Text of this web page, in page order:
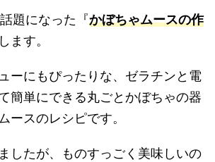
題になった『かぼちゃムースの作
ます。
ーにもぴったりな、ゼラチンと電
簡単にできる丸ごとかぼちゃの器
ースのレシピです。
したが、ものすっごく美味しいの